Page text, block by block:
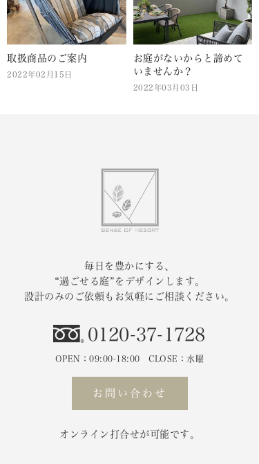
取扱商品のご案内
2022年02月15日
お庭がないからと諦めて
いませんか？
2022年03月03日
毎日を豊かにする、
“過ごせる庭”をデザインします。
設計のみのご依頼もお気軽にご相談ください。
0120-37-1728
OPEN：09:00-18:00 CLOSE：水曜
お問い合わせ
オンライン打合せが可能です。